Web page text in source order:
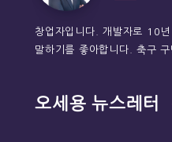
창업자입니다. 개발자로 10
말하기를 좋아합니다. 축구 구
오세용 뉴스레터